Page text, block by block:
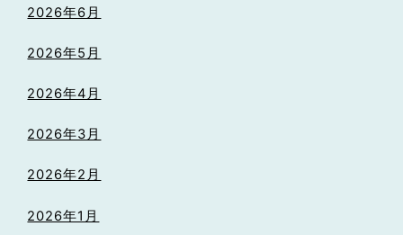
2026年6月
2026年5月
2026年4月
2026年3月
2026年2月
2026年1月